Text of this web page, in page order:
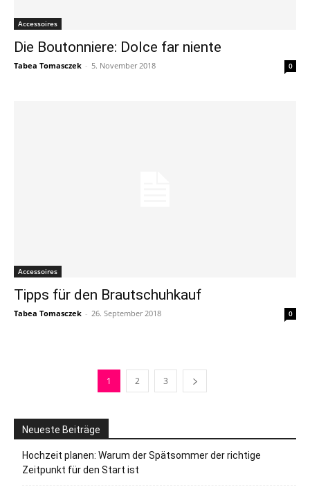
Accessoires
Die Boutonniere: Dolce far niente
Tabea Tomasczek - 5. November 2018 0
Accessoires
Tipps für den Brautschuhkauf
Tabea Tomasczek - 26. September 2018 0
1 2 3
Neueste Beiträge
Hochzeit planen: Warum der Spätsommer der richtige
Zeitpunkt für den Start ist